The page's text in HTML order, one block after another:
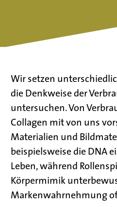
Wir setzen
die Denkweise der
untersuchen. Von
Collagen mitvon uns
Materialien und
beispielsweisedie DNA
Leben, während
Körpermimik
Markenwahrnehmung